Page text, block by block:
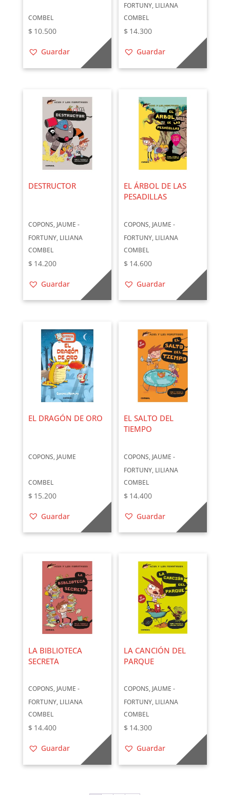
COMBEL
$ 10.500
Guardar
FORTUNY, LILIANA
COMBEL
$ 14.300
Guardar
DESTRUCTOR
COPONS, JAUME -
FORTUNY, LILIANA
COMBEL
$ 14.200
Guardar
EL ÁRBOL DE LAS
PESADILLAS
COPONS, JAUME -
FORTUNY, LILIANA
COMBEL
$ 14.600
Guardar
EL DRAGÓN DE ORO
COPONS, JAUME
COMBEL
$ 15.200
Guardar
EL SALTO DEL
TIEMPO
COPONS, JAUME -
FORTUNY, LILIANA
COMBEL
$ 14.400
Guardar
LA BIBLIOTECA
SECRETA
COPONS, JAUME -
FORTUNY, LILIANA
COMBEL
$ 14.400
Guardar
LA CANCIÓN DEL
PARQUE
COPONS, JAUME -
FORTUNY, LILIANA
COMBEL
$ 14.300
Guardar